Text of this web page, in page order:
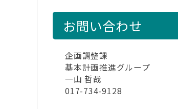
お問い合わせ
企画調整課
基本計画推進グループ
一山 哲哉
017-734-9128